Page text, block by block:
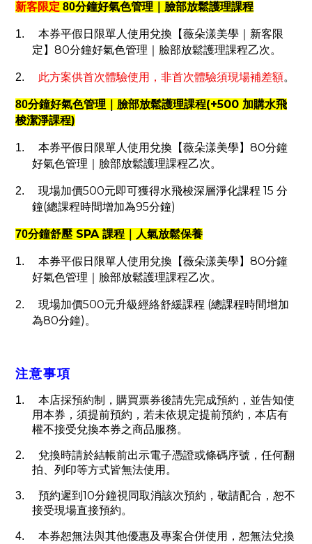
新客限定 80分鐘好氣色管理｜臉部放鬆護理課程
1.
本券平假日限單人使用兌換【薇朵漾美學｜新客限
定】 80分鐘好氣色管理｜臉部放鬆護理課程乙次。
2. 此方案供首次體驗使用，非首次體驗須現場補差額。
80分鐘好氣色管理｜臉部放鬆護理課程(+500 加購水飛
梭潔淨課程)
1. 本券平假日限單人使用兌換【薇朵漾美學】 80分鐘
好氣色管理｜臉部放鬆護理課程乙次。
2. 現場加價500元即可獲得水飛梭深層淨化課程 15 分
鐘(總課程時間增加為95分鐘)
70分鐘舒壓SPA 課程｜人氣放鬆保養
1. 本券平假日限單人使用兌換【薇朵漾美學】 80分鐘
好氣色管理｜臉部放鬆護理課程乙次。
2. 現場加價500元升級經絡舒緩課程 (總課程時間增加
為80分鐘) 。
注意事項
1.
本店採預約制，購買票券後請先完成預約，並告知使
用本券，須提前預約，若未依規定提前預約，本店有
權不接受兌換本券之商品服務。
2.
兌換時請於結帳前出示電子憑證或條碼序號，任何翻
拍、列印等方式皆無法使用。
3. 預約遲到 10分鐘視同取消該次預約，敬請配合，恕不
接受現場直接預約。
4.
本券恕無法與其他優惠及專案合併使用，恕無法兌換